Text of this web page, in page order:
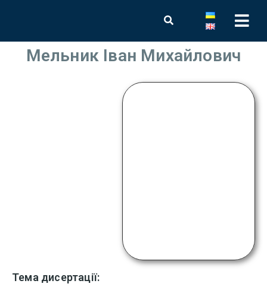
Мельник Іван Михайлович
Тема дисертації: